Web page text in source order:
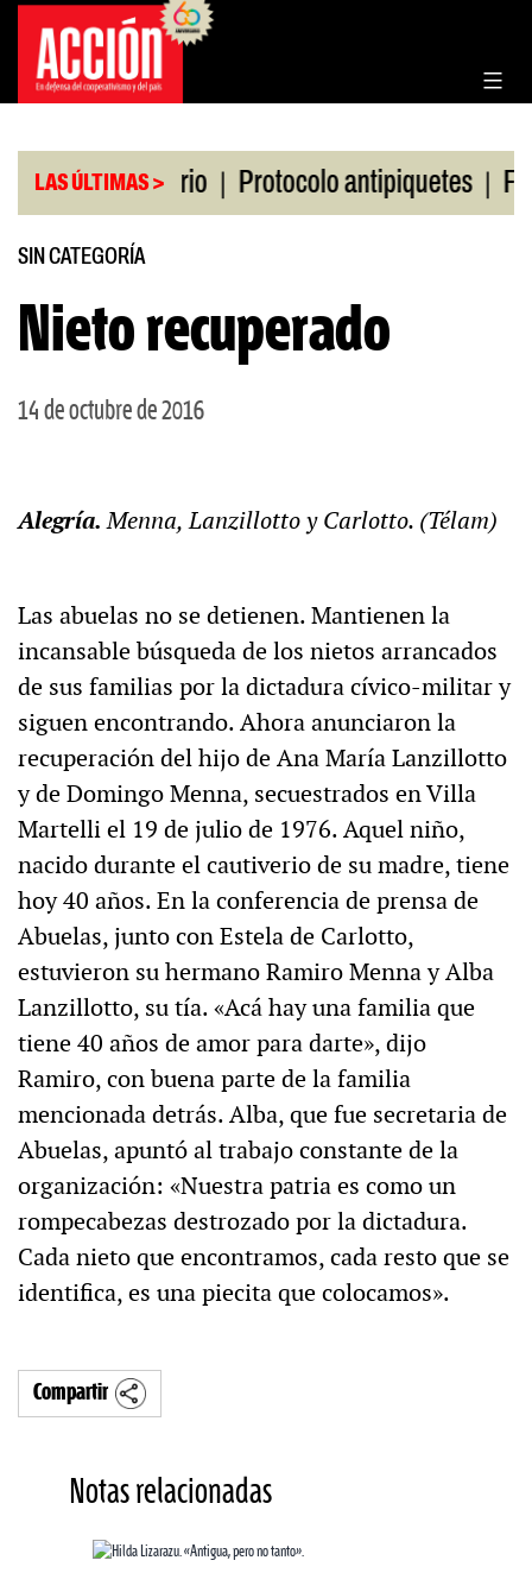
Saltar
contenido
LAS ÚLTIMAS >
de Rosario | Protocolo antipiquetes | FATE
SIN CATEGORÍA
Nieto recuperado
14 de octubre de 2016
Alegría.Menna, Lanzillotto y Carlotto. (Télam)
Las abuelas no se detienen. Mantienen la
incansable búsqueda de los nietos arrancados
de sus familias por la dictadura cívico-militar y
siguen encontrando. Ahora anunciaron la
recuperación del hijo de Ana María Lanzillotto
y de Domingo Menna, secuestrados en Villa
Martelli el 19 de julio de 1976. Aquel niño,
nacido durante el cautiverio de su madre, tiene
hoy 40 años. En la conferencia de prensa de
Abuelas, junto con Estela de Carlotto,
estuvieron su hermano Ramiro Menna y Alba
Lanzillotto, su tía. «Acá hay una familia que
tiene 40 años de amor para darte», dijo
Ramiro, con buena parte de la familia
mencionada detrás. Alba, que fue secretaria de
Abuelas, apuntó al trabajo constante de la
organización: «Nuestra patria es como un
rompecabezas destrozado por la dictadura.
Cada nieto que encontramos, cada resto que se
identifica, es una piecita que colocamos».
Compartir
Notas relacionadas